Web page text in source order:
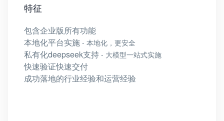
特征
包含企业版所有功能
本地化平台实施 - 本地化，更安全
私有化deepseek支持 - 大模型一站式实施
快速验证快速交付
成功落地的行业经验和运营经验